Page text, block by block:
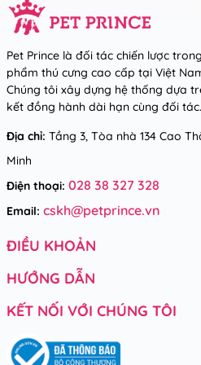
Pet Prince là đối tác chiến lược
phẩm thú cưng cao cấp tại Việt
Chúng tôi xây dựng hệ thống dựa
kết đồng hành dài hạn cùng đối tác.
Địa chỉ: Tầng 3, Tòa nhà 134 Cao
Minh
Điện thoại: 028 38 327 328
Email: cskh@petprince.vn
ĐIỀU KHOẢN
HƯỚNG DẪN
KẾT NỐI VỚI CHÚNG TÔI